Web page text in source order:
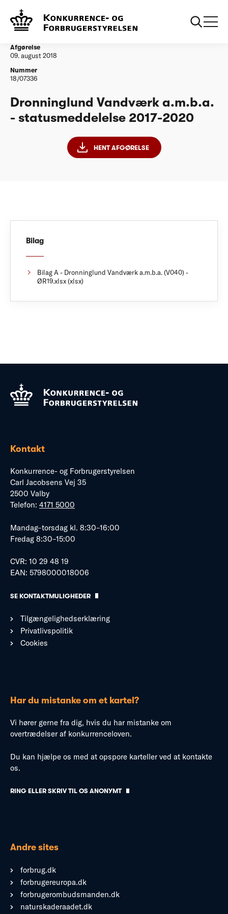
Vandtilsyn
statusmeddelelse 2017-2020
Afgørelse
09. august 2018
Nummer
18/07336
Dronninglund Vandværk a.m.b.a.
- statusmeddelelse 2017-2020
HENT AFGØRELSE
Bilag
Bilag A - Dronninglund Vandværk a.m.b.a. (V040) -
ØR19.xlsx (xlsx)
Kontakt
Konkurrence- og Forbrugerstyrelsen
Carl Jacobsens Vej 35
2500 Valby
Telefon: 4171 5000
Mandag–torsdag kl. 8:30–16:00
Fredag 8:30–15:00
CVR: 10 29 48 19
EAN: 5798000018006
SE KONTAKTMULIGHEDER
Tilgængelighedserklæring
Privatlivspolitik
Cookies
Har du mistanke om et kartel?
Vi hører gerne fra dig, hvis du har mistanke om
overtrædelser af konkurrenceloven.
Du kan hjælpe os med at opspore karteller ved at kontakte
os.
RING ELLER SKRIV TIL OS ANONYMT
Andre sites
forbrug.dk
forbrugereuropa.dk
forbrugerombudsmanden.dk
naturskaderaadet.dk